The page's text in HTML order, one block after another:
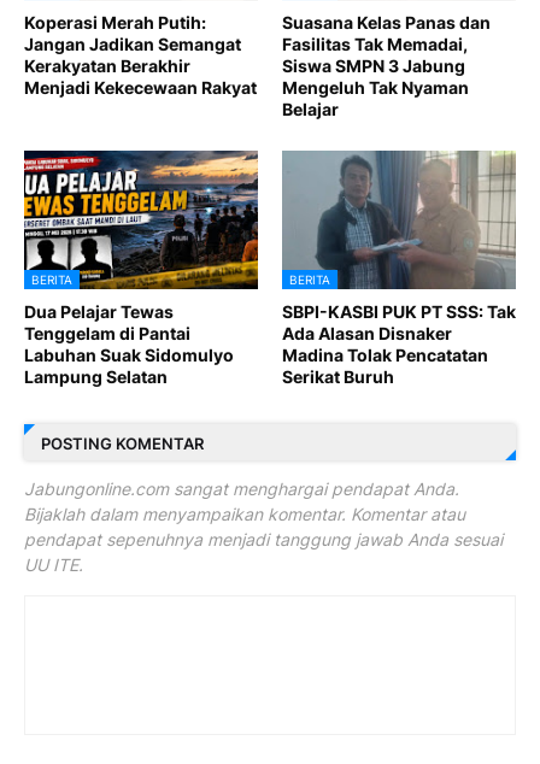
Koperasi Merah Putih:
Jangan Jadikan Semangat
Kerakyatan Berakhir
Menjadi Kekecewaan Rakyat
Suasana Kelas Panas dan
Fasilitas Tak Memadai,
Siswa SMPN 3 Jabung
Mengeluh Tak Nyaman
Belajar
BERITA
Dua Pelajar Tewas
Tenggelam di Pantai
Labuhan Suak Sidomulyo
Lampung Selatan
BERITA
SBPI-KASBI PUK PT SSS: Tak
Ada Alasan Disnaker
Madina Tolak Pencatatan
Serikat Buruh
POSTING KOMENTAR
Jabungonline.com sangat menghargai pendapat Anda.
Bijaklah dalam menyampaikan komentar. Komentar atau
pendapat sepenuhnya menjadi tanggung jawab Anda sesuai
UU ITE.